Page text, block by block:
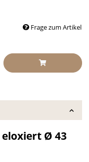
Frage zum Artikel
Ø 43